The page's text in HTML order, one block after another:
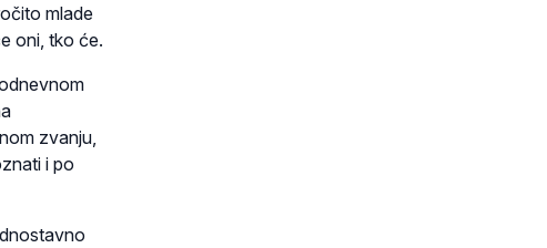
mlade
oni, tko će.
zvanju,
i po